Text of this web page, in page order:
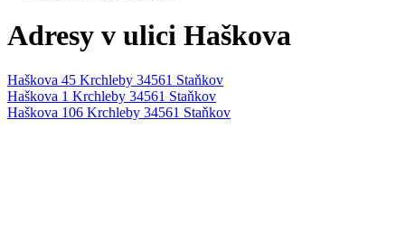
Adresy v ulici Haškova
Haškova 45 Krchleby 34561 Staňkov
Haškova 1 Krchleby 34561 Staňkov
Haškova 106 Krchleby 34561 Staňkov